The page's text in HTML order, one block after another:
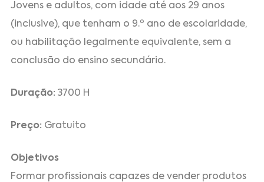
Jovens e adultos, com idade até aos 29 anos
(inclusive), que tenham o 9.º ano de escolaridade,
ou habilitação legalmente equivalente, sem a
conclusão do ensino secundário.
Duração:3700 H
Preço: Gratuito
Objetivos
Formar profissionais capazes de vender produtos